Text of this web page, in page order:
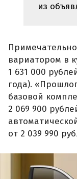
из
вариатором в
1 631 000
года).
базовой
2 069 900
от 2 039 990